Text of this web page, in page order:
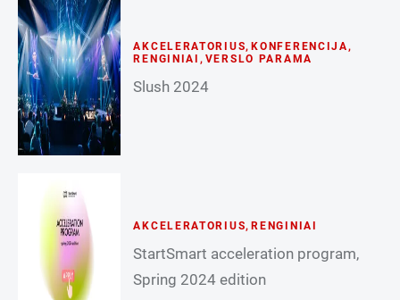
AKCELERATORIUS, KONFERENCIJA,
RENGINIAI , VERSLO PARAMA
Slush 2024
AKCELERATORIUS, RENGINIAI
StartSmart acceleration program,
Spring 2024 edition